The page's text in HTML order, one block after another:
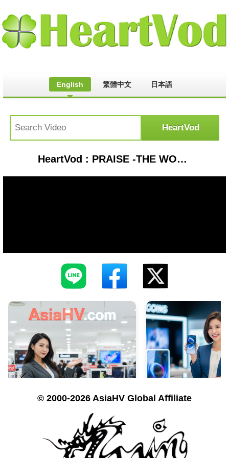
English 繁體中文 日本語
HeartVod : PRAISE -THE WORLD IS YOURS - MV【OFFICIAL MUSIC VIDEO】
© 2000-2026 AsiaHV Global Affiliate